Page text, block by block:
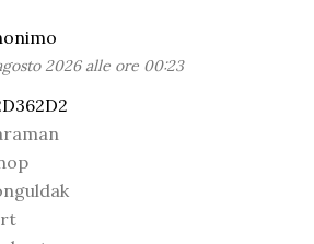
2026 alle ore 00:23